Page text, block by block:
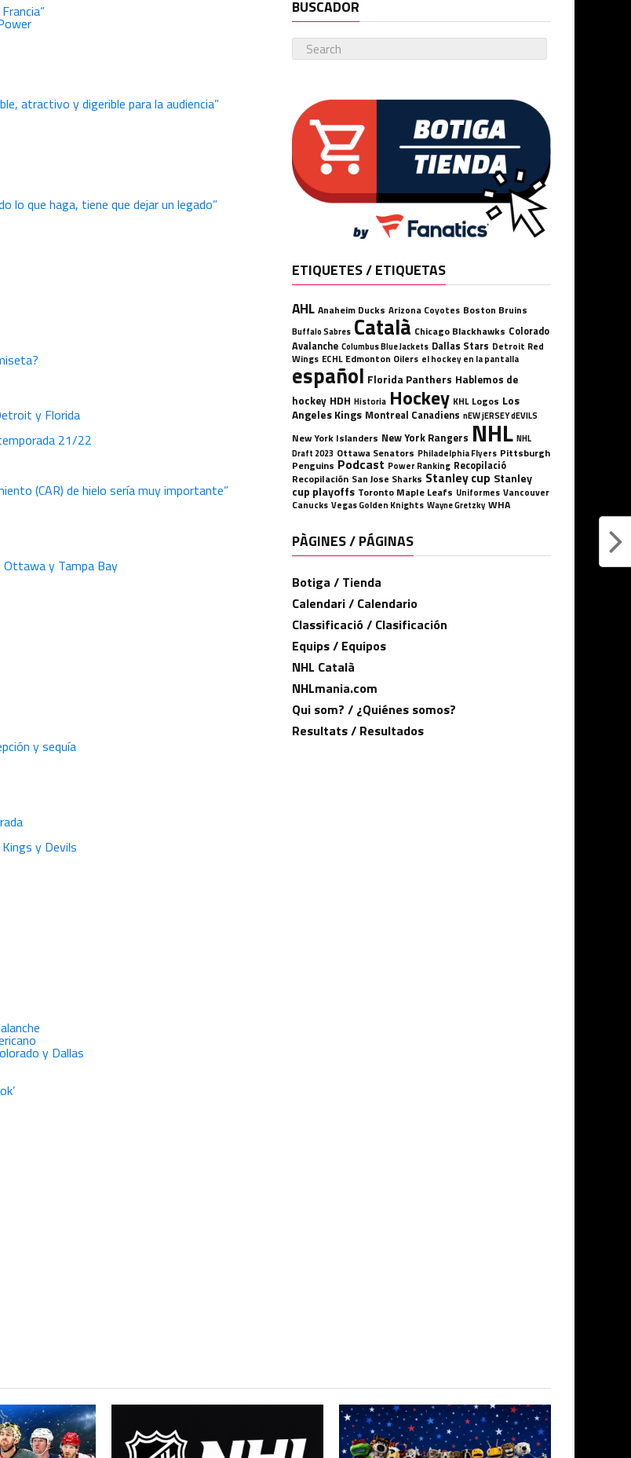
atractivo y digerible para la audiencia”
lo que haga, tiene que dejar un legado”
y Florida
21/22
(CAR) de hielo sería muy importante”
Ottawa y Tampa Bay
y sequía
y Devils
y Dallas
BUSCADOR
ETIQUETES / ETIQUETAS
AHL Anaheim Ducks Arizona Coyotes Boston Bruins
Buffalo Sabres Català Chicago Blackhawks Colorado
Avalanche Columbus Blue Jackets Dallas Stars Detroit Red
Wings ECHL Edmonton Oilers el hockey en la pantalla
español Florida Panthers Hablemos de
hockey HDH Historia Hockey KHL Logos Los
Angeles Kings Montreal Canadiens nEW jERSEY dEVILS
New York Islanders New York Rangers NHL NHL
Draft 2023 Ottawa Senators Philadelphia Flyers Pittsburgh
Penguins Podcast Power Ranking Recopilació
Recopilación San Jose Sharks Stanley cup Stanley
cup playoffs Toronto Maple Leafs Uniformes Vancouver
Canucks Vegas Golden Knights Wayne Gretzky WHA
PÀGINES / PÁGINAS
Botiga / Tienda
Calendari / Calendario
Classificació / Clasificación
Equips / Equipos
NHL Català
NHLmania.com
Qui som? / ¿Quiénes somos?
Resultats / Resultados